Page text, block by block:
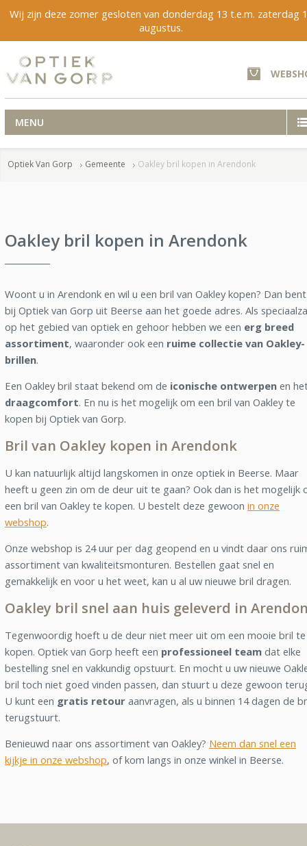
Wij zijn deze zomer gesloten van donderdag 13 t.e.m. zaterdag
augustus.
MENU
Optiek Van Gorp Gemeente Oakley bril kopen in Arendonk
Oakley bril kopen in Arendonk
Woont u in Arendonk en wil u een bril van Oakley kopen? Dan
bij Optiek van Gorp uit Beerse aan het goede adres. Als
op het gebied van optiek en gehoor hebben we een erg breed
assortiment, waaronder ook een ruime collectie van Oakley-
brillen.
Een Oakley bril staat bekend om de iconische ontwerpen en
draagcomfort. En nu is het mogelijk om een bril van Oakley te
kopen bij Optiek van Gorp.
Bril van Oakley kopen in Arendonk
U kan natuurlijk altijd langskomen in onze optiek in Beerse. Maar
heeft u geen zin om de deur uit te gaan? Ook dan is het mogelijk
een bril van Oakley te kopen. U bestelt deze gewoon in onze
webshop.
Onze webshop is 24 uur per dag geopend en u vindt daar ons
assortiment van kwaliteitsmonturen. Bestellen gaat snel en
gemakkelijk en voor u het weet, kan u al uw nieuwe bril dragen.
Oakley bril snel aan huis geleverd in
Tegenwoordig hoeft u de deur niet meer uit om een mooie bril te
kopen. Optiek van Gorp heeft een professioneel team dat elke
bestelling snel en vakkundig opstuurt. En mocht u uw nieuwe
bril toch niet goed vinden passen, dan stuurt u deze gewoon
U kunt een gratis retour aanvragen, als u binnen 14 dagen de
terugstuurt.
Benieuwd naar ons assortiment van Oakley? Neem dan snel een
kijkje in onze webshop, of kom langs in onze winkel in Beerse.